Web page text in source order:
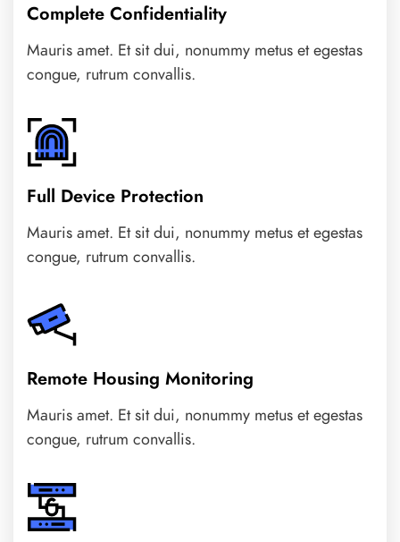
Complete Confidentiality
Mauris amet. Et sit dui, nonummy metus et egestas
congue, rutrum convallis.
Full Device Protection
Mauris amet. Et sit dui, nonummy metus et egestas
congue, rutrum convallis.
Remote Housing Monitoring
Mauris amet. Et sit dui, nonummy metus et egestas
congue, rutrum convallis.